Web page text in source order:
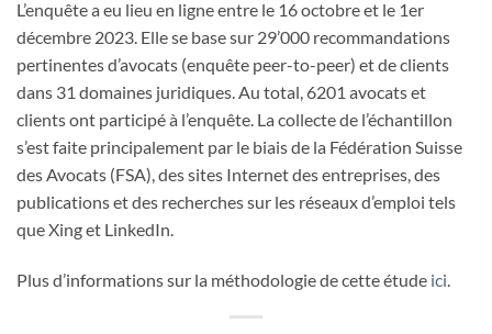
L’enquête a eu lieu en ligne entre le 16 octobre et le 1er
décembre 2023. Elle se base sur 29’000 recommandations
pertinentes d’avocats (enquête peer-to-peer) et de clients
dans 31 domaines juridiques. Au total, 6201 avocats et
clients ont participé à l’enquête. La collecte de l’échantillon
s’est faite principalement par le biais de la Fédération Suisse
des Avocats (FSA), des sites Internet des entreprises, des
publications et des recherches sur les réseaux d’emploi tels
que Xing et LinkedIn.
Plus d’informations sur la méthodologie de cette étude ici